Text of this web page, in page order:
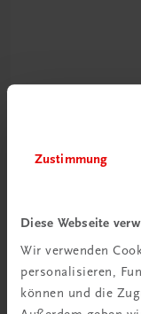
Zustimmung
Diese Webseite
Wir verwenden
personalisieren,
können und die
Videos mit
Tipps &
Mehr dazu